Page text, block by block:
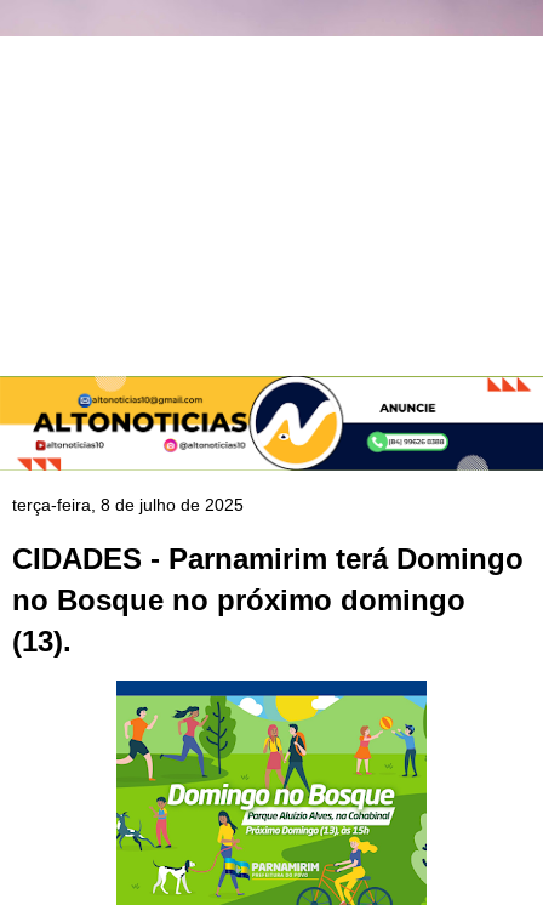
terça-feira, 8 de julho de 2025
CIDADES - Parnamirim terá Domingo
no Bosque no próximo domingo
(13).